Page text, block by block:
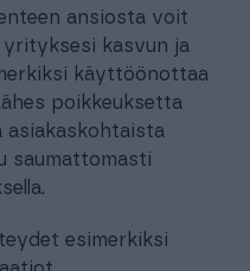
ansiosta voit
yrityksesi kasvun ja
käyttöönottaa
poikkeuksetta
asiakaskohtaista
saumattomasti
esimerkiksi